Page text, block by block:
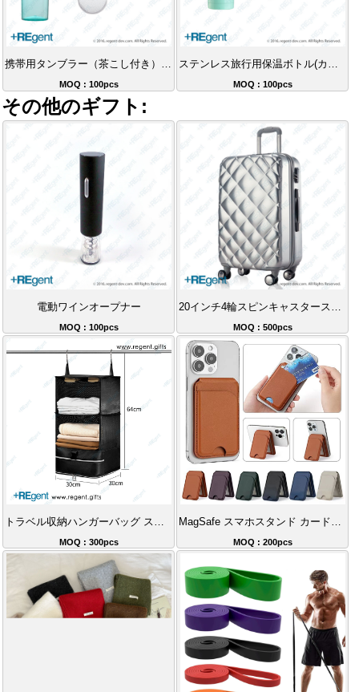
携帯用タンブラー（茶こし付き）-480ml
MOQ : 100pcs
ステンレス旅行用保温ボトル(カップ付き)-480ml
MOQ : 100pcs
その他のギフト:
電動ワインオープナー
MOQ : 100pcs MOQ : 500pcs
MOQ : 300pcs MOQ : 200pcs